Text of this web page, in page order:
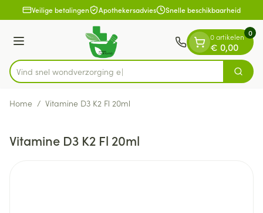
Ga naar de inhoud
1 van 1Veilige betalingen Apothekersadvies Snelle beschikbaarheid
Menu
Product, merk, categorie...
Vind snel wondverz Zoek
0 artikelen
€ 0,00
0
Home / Vitamine D3 K2 Fl 20ml
Vitamine D3 K2 Fl 20ml